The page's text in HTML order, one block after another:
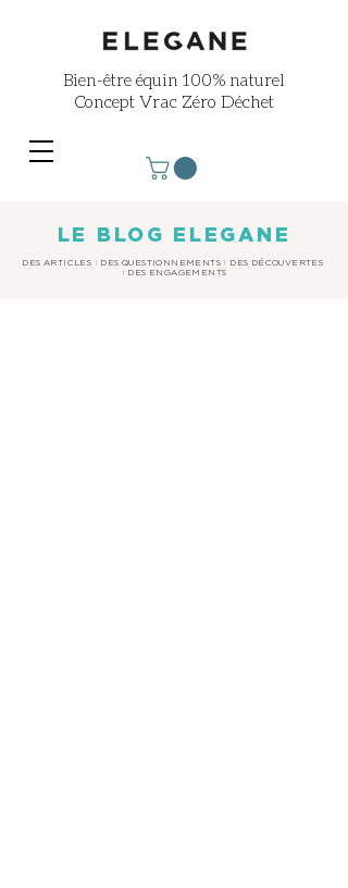
Bien-être équin 100% naturel
Concept Vrac Zéro Déchet
LE BLOG ELEGANE
DES ARTICLES I DES QUESTIONNEMENTS I
DES DÉCOUVERTES
I DES ENGAGEMENTS